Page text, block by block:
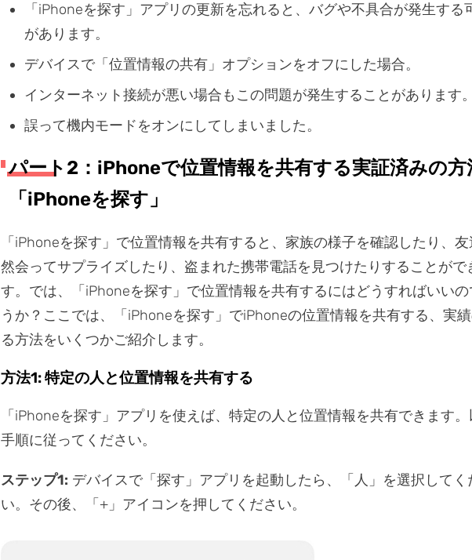
「iPhoneを探す」アプリの更新を忘れると、バグや不具合が発生する
があります。
デバイスで「位置情報の共有」オプションをオフにした場合。
インターネット接続が悪い場合もこの問題が発生することがあります。
誤って機内モードをオンにしてしまいました。
パート2：iPhoneで位置情報を共有する実証済みの方
「iPhoneを探す」
「iPhoneを探す」で位置情報を共有すると、家族の様子を確認したり、
然会ってサプライズしたり、盗まれた携帯電話を見つけたりすることがで
す。では、「iPhoneを探す」で位置情報を共有するにはどうすればいいの
うか？ここでは、「iPhoneを探す」でiPhoneの位置情報を共有する、実
る方法をいくつかご紹介します。
方法1: 特定の人と位置情報を共有する
「iPhoneを探す」アプリを使えば、特定の人と位置情報を共有できます
手順に従ってください。
ステップ1: デバイスで「探す」アプリを起動したら、「人」を選択してく
い。その後、「+」アイコンを押してください。